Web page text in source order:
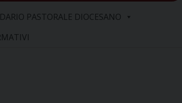
PASTORALE DIOCESANO